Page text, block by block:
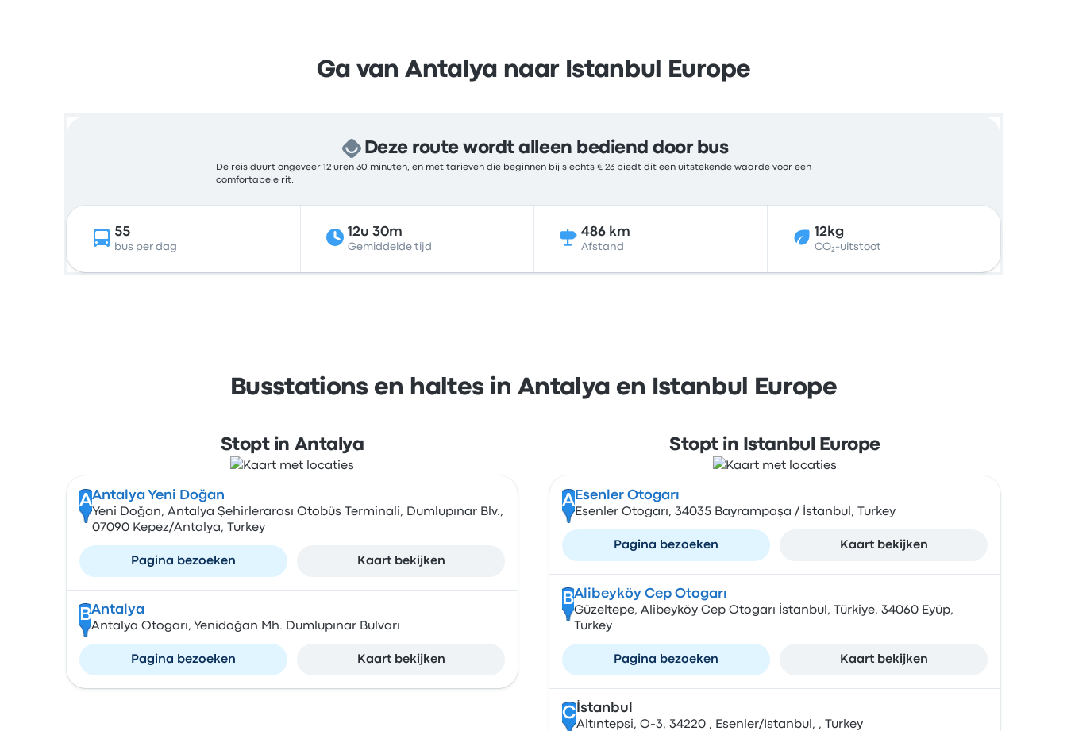
Ga van Antalya naar Istanbul Europe
Deze route wordt alleen bediend door bus
De reis duurt ongeveer 12 uren 30 minuten, en met tarieven die beginnen bij slechts € 23 biedt dit een uitstekende waarde voor een
comfortabele rit.
55
bus per dag
12u 30m
Gemiddelde tijd
486 km
Afstand
12kg
CO₂-uitstoot
Busstations en haltes in Antalya en Istanbul Europe
Stopt in Antalya
AAntalya Yeni Doğan
Yeni Doğan, Antalya Şehirlerarası Otobüs Terminali, Dumlupınar Blv.,
07090 Kepez/Antalya, Turkey
Pagina bezoeken Kaart bekijken
BAntalya
Antalya Otogarı, Yenidoğan Mh. Dumlupınar Bulvarı
Pagina bezoeken Kaart bekijken
Stopt in Istanbul Europe
A Esenler Otogarı
Esenler Otogarı, 34035 Bayrampaşa / İstanbul, Turkey
Pagina bezoeken Kaart bekijken
BAlibeyköy Cep Otogarı
Güzeltepe, Alibeyköy Cep Otogarı İstanbul, Türkiye, 34060 Eyüp,
Turkey
Pagina bezoeken Kaart bekijken
Cİstanbul
Altıntepsi, O-3, 34220 , Esenler/İstanbul, , Turkey